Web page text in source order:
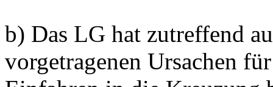
b) Das LG hat zutreffend
vorgetragenen Ursachen